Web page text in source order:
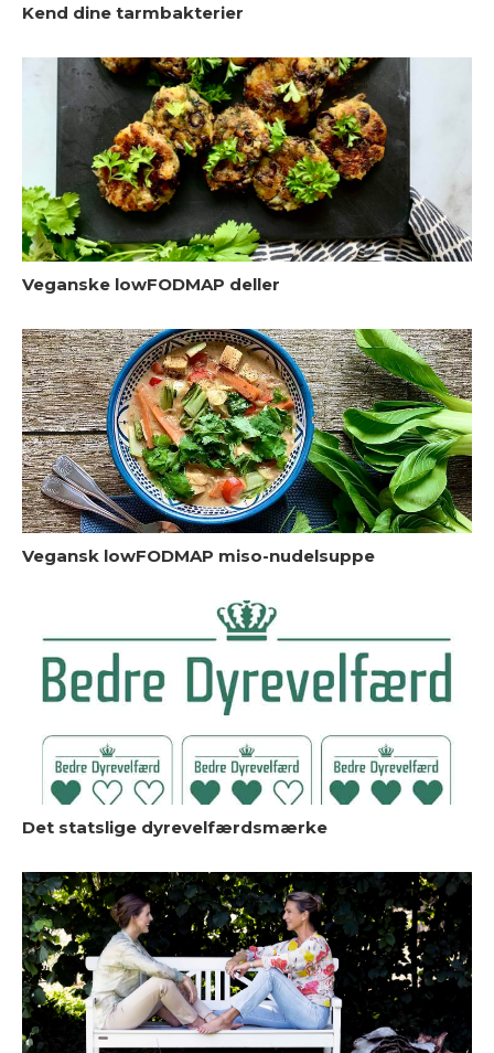
Kend dine tarmbakterier
Veganske lowFODMAP deller
Vegansk lowFODMAP miso-nudelsuppe
Det statslige dyrevelfærdsmærke